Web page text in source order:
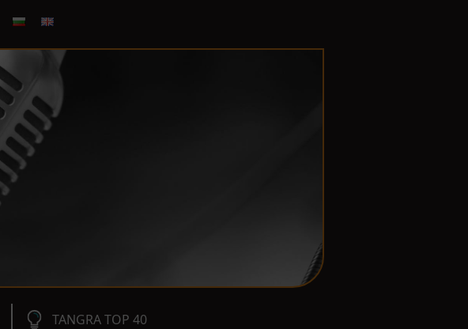
TANGRA TOP 40